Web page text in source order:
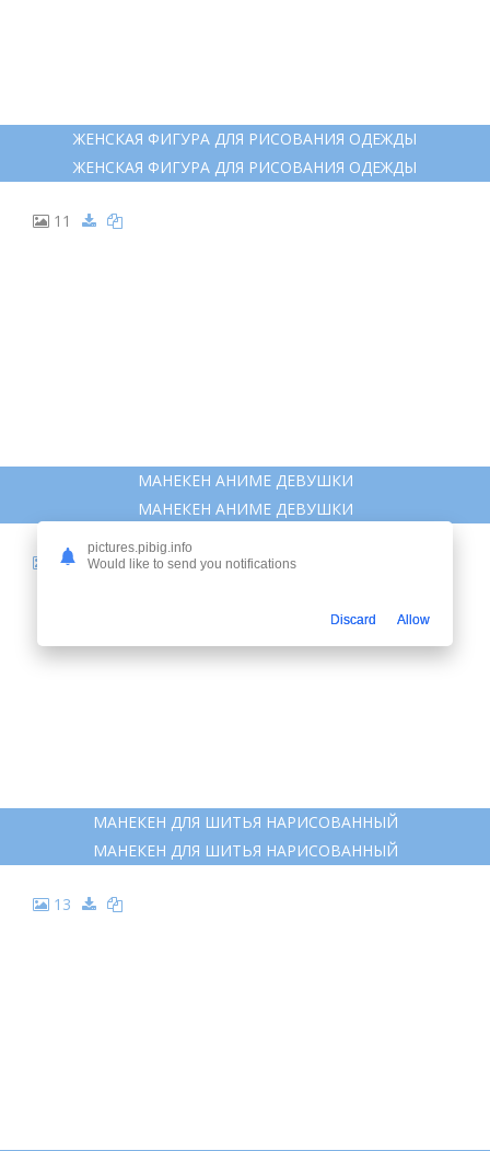
ЖЕНСКАЯ ФИГУРА ДЛЯ РИСОВАНИЯ ОДЕЖДЫ
ЖЕНСКАЯ ФИГУРА ДЛЯ РИСОВАНИЯ ОДЕЖДЫ
11
МАНЕКЕН АНИМЕ ДЕВУШКИ
МАНЕКЕН АНИМЕ ДЕВУШКИ
12
МАНЕКЕН ДЛЯ ШИТЬЯ НАРИСОВАННЫЙ
МАНЕКЕН ДЛЯ ШИТЬЯ НАРИСОВАННЫЙ
13
pictures.pibig.info
Would like to send you notifications
Discard Allow